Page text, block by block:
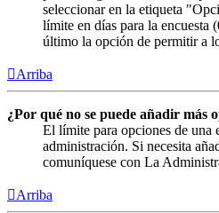
seleccionar en la etiqueta
límite en días para la
último la opción de permitir a
Arriba
¿Por qué no se puede añadir más
El límite para opciones de una
administración. Si necesita
comuníquese con La
Arriba